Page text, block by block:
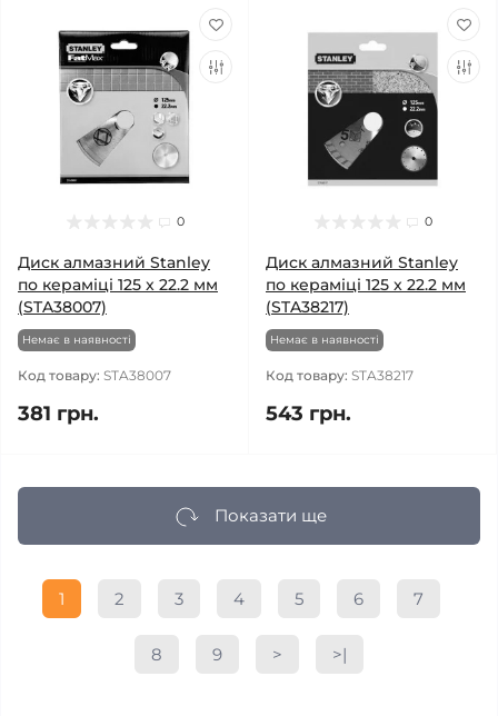
0
Диск алмазний Stanley
по кераміці 125 x 22.2 мм
(STA38007)
Немає в наявності
Код товару: STA38007
381 грн.
0
Диск алмазний Stanley
по кераміці 125 x 22.2 мм
(STA38217)
Немає в наявності
Код товару: STA38217
543 грн.
Показати ще
1 2 3 4 5 6 7
8 9 > >|